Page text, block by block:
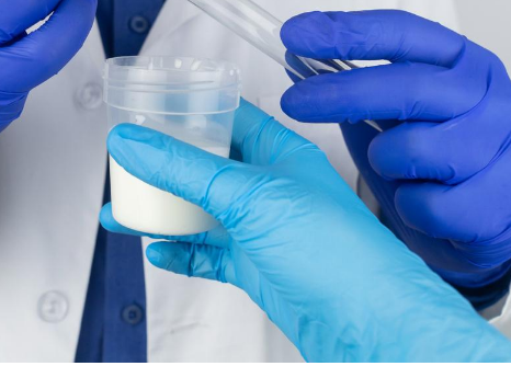
Chikungunya, dengue,
West Nile : que se passe-
t-il dans le sud de la
France ?
Les médicaments GLP-1
protègent-ils aussi les os
?
Cytomégalovirus : ce qui
change dans la prise en
charge des femmes
enceintes
de dormir
VIH : la fin
tous les
elle enfin ?
Pourquoi
gâche-t-il
jours de